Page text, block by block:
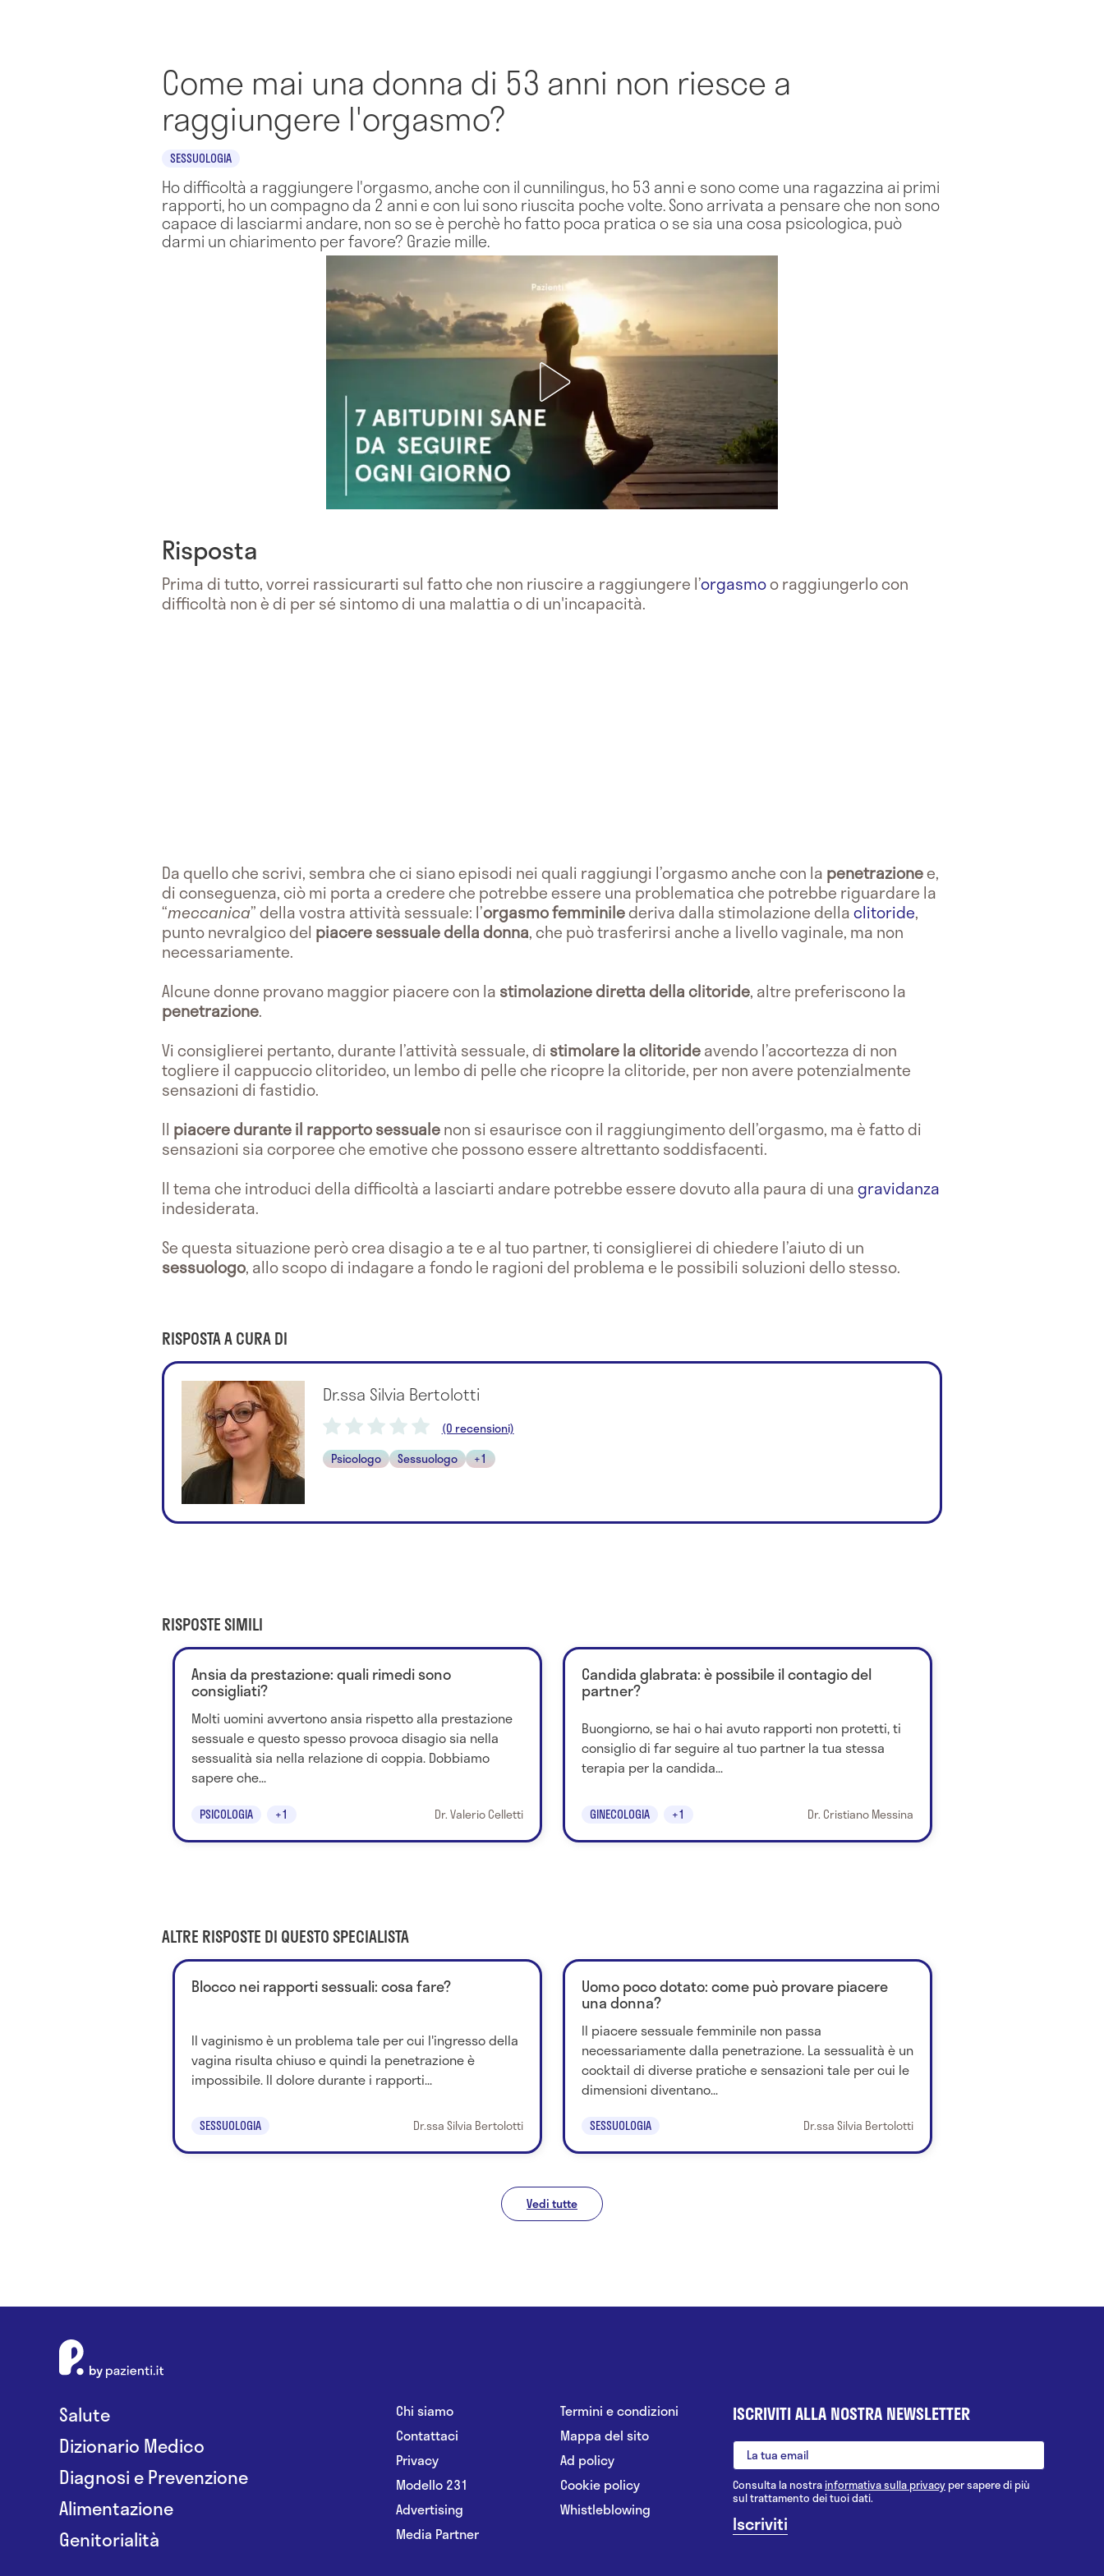
Come mai una donna di 53 anni non riesce a
raggiungere l'orgasmo?
SESSUOLOGIA
Ho difficoltà a raggiungere l'orgasmo, anche con il cunnilingus, ho 53 anni e sono come una ragazzina ai primi
rapporti, ho un compagno da 2 anni e con lui sono riuscita poche volte. Sono arrivata a pensare che non sono
capace di lasciarmi andare, non so se è perchè ho fatto poca pratica o se sia una cosa psicologica, può
darmi un chiarimento per favore? Grazie mille.
Risposta
Prima di tutto, vorrei rassicurarti sul fatto che non riuscire a raggiungere l’orgasmoo raggiungerlo con
difficoltà non è di per sé sintomo di una malattia o di un'incapacità.
Da quello che scrivi, sembra che ci siano episodi nei quali raggiungi l’orgasmo anche con la penetrazionee,
di conseguenza, ciò mi porta a credere che potrebbe essere una problematica che potrebbe riguardare la
“meccanica” della vostra attività sessuale: l’orgasmo femminilederiva dalla stimolazione dellaclitoride,
punto nevralgico del piacere sessuale della donna, che può trasferirsi anche a livello vaginale, ma non
necessariamente.
Alcune donne provano maggior piacere con la stimolazione diretta della clitoride, altre preferiscono la
penetrazione.
Vi consiglierei pertanto, durante l’attività sessuale, di stimolare la clitorideavendo l’accortezza di non
togliere il cappuccio clitorideo, un lembo di pelle che ricopre la clitoride, per non avere potenzialmente
sensazioni di fastidio.
Il piacere durante il rapporto sessualenon si esaurisce con il raggiungimento dell’orgasmo, ma è fatto di
sensazioni sia corporee che emotive che possono essere altrettanto soddisfacenti.
Il tema che introduci della difficoltà a lasciarti andare potrebbe essere dovuto alla paura di unagravidanza
indesiderata.
Se questa situazione però crea disagio a te e al tuo partner, ti consiglierei di chiedere l’aiuto di un
sessuologo, allo scopo di indagare a fondo le ragioni del problema e le possibili soluzioni dello stesso.
RISPOSTA A CURA DI
Dr.ssa Silvia Bertolotti
(0 recensioni)
Psicologo
Sessuologo +1
RISPOSTE SIMILI
Ansia da prestazione: quali rimedi sono
consigliati?
Molti uomini avvertono ansia rispetto alla prestazione
sessuale e questo spesso provoca disagio sia nella
sessualità sia nella relazione di coppia. Dobbiamo
sapere che...
PSICOLOGIA +1 Dr. Valerio Celletti
Candida glabrata: è possibile il contagio del
partner?
Buongiorno, se hai o hai avuto rapporti non protetti, ti
consiglio di far seguire al tuo partner la tua stessa
terapia per la candida...
GINECOLOGIA +1 Dr. Cristiano Messina
ALTRE RISPOSTE DI QUESTO SPECIALISTA
Blocco nei rapporti sessuali: cosa fare?
Il vaginismo è un problema tale per cui l'ingresso della
vagina risulta chiuso e quindi la penetrazione è
impossibile. Il dolore durante i rapporti...
SESSUOLOGIA Dr.ssa Silvia Bertolotti
Uomo poco dotato: come può provare piacere
una donna?
Il piacere sessuale femminile non passa
necessariamente dalla penetrazione. La sessualità è un
cocktail di diverse pratiche e sensazioni tale per cui le
dimensioni diventano...
SESSUOLOGIA Dr.ssa Silvia Bertolotti
Vedi tutte
Salute
Dizionario Medico
Diagnosi e Prevenzione
Alimentazione
Genitorialità
Chi siamo
Contattaci
Privacy
Modello 231
Advertising
Media Partner
Termini e condizioni
Mappa del sito
Ad policy
Cookie policy
Whistleblowing
ISCRIVITI ALLA NOSTRA NEWSLETTER
Consulta la nostrainformativa sulla privacy per sapere di più
sul trattamento dei tuoi dati.